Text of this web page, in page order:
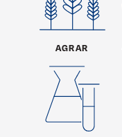
AGRAR